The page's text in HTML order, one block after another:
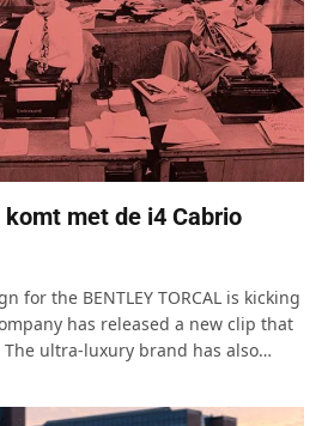
met de i4 Cabrio
for the BENTLEY TORCAL is kicking
has released a new clip that
ultra-luxury brand has also…